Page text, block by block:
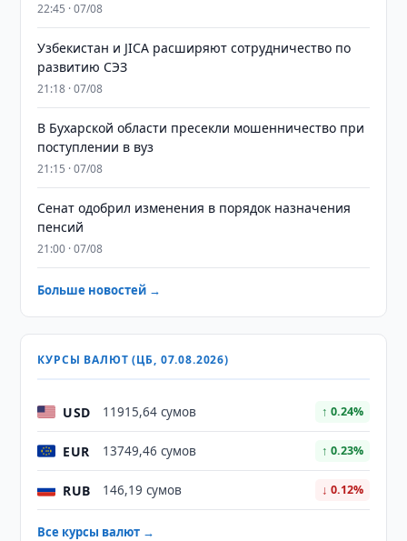
22:45 · 07/08
Узбекистан и JICA расширяют сотрудничество по
развитию СЭЗ
21:18 · 07/08
В Бухарской области пресекли мошенничество при
поступлении в вуз
21:15 · 07/08
Сенат одобрил изменения в порядок назначения
пенсий
21:00 · 07/08
Больше новостей →
КУРСЫ ВАЛЮТ (ЦБ, 07.08.2026)
USD 11915,64 сумов ↑ 0.24%
EUR 13749,46 сумов ↑ 0.23%
RUB 146,19 сумов ↓ 0.12%
Все курсы валют →